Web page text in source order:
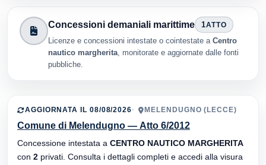
Concessioni demaniali marittime 1ATTO
Licenze e concessioni intestate o cointestate a Centro
nautico margherita, monitorate e aggiornate dalle fonti
pubbliche.
AGGIORNATA IL 08/08/2026 MELENDUGNO (LECCE)
Comune di Melendugno — Atto 6/2012
Concessione intestata a CENTRO NAUTICO MARGHERITA
con 2 privati. Consulta i dettagli completi e accedi alla visura